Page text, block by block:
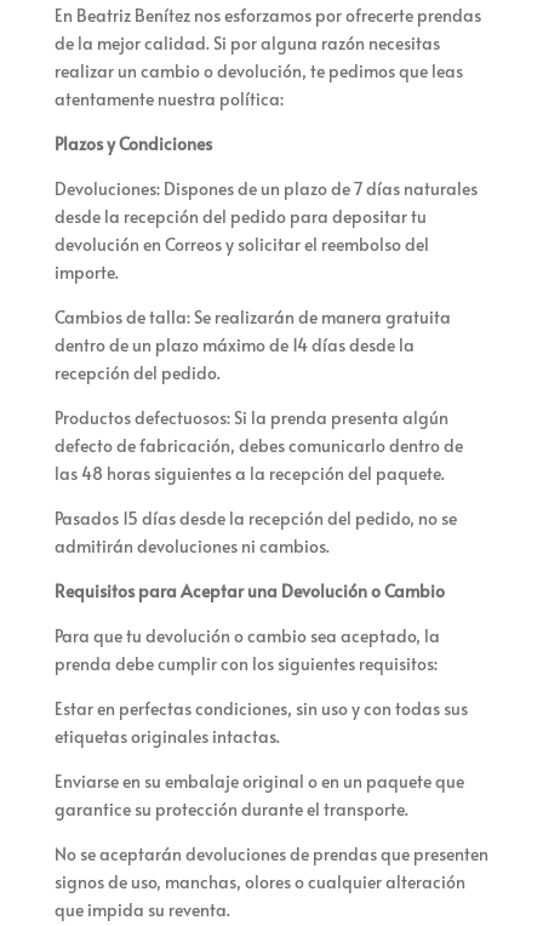
En Beatriz Benítez nos esforzamos por ofrecerte prendas
de la mejor calidad. Si por alguna razón necesitas
realizar un cambio o devolución, te pedimos que leas
atentamente nuestra política:
Plazos y Condiciones
Devoluciones: Dispones de un plazo de 7 días naturales
desde la recepción del pedido para depositar tu
devolución en Correos y solicitar el reembolso del
importe.
Cambios de talla: Se realizarán de manera gratuita
dentro de un plazo máximo de 14 días desde la
recepción del pedido.
Productos defectuosos: Si la prenda presenta algún
defecto de fabricación, debes comunicarlo dentro de
las 48 horas siguientes a la recepción del paquete.
Pasados 15 días desde la recepción del pedido, no se
admitirán devoluciones ni cambios.
Requisitos para Aceptar una Devolución o Cambio
Para que tu devolución o cambio sea aceptado, la
prenda debe cumplir con los siguientes requisitos:
Estar en perfectas condiciones, sin uso y con todas sus
etiquetas originales intactas.
Enviarse en su embalaje original o en un paquete que
garantice su protección durante el transporte.
No se aceptarán devoluciones de prendas que presenten
signos de uso, manchas, olores o cualquier alteración
que impida su reventa.